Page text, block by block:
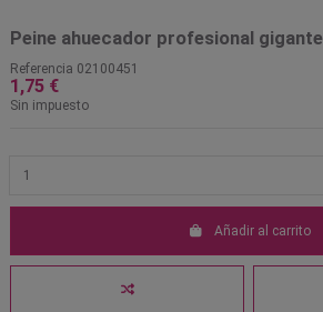
Peine ahuecador profesional gigante
Referencia 02100451
1,75 €
Sin impuesto
Añadir al carrito